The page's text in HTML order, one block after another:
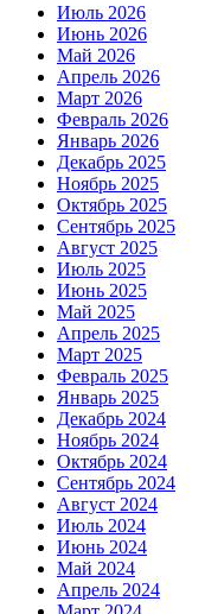
Июль 2026
Июнь 2026
Май 2026
Апрель 2026
Март 2026
Февраль 2026
Январь 2026
Декабрь 2025
Ноябрь 2025
Октябрь 2025
Сентябрь 2025
Август 2025
Июль 2025
Июнь 2025
Май 2025
Апрель 2025
Март 2025
Февраль 2025
Январь 2025
Декабрь 2024
Ноябрь 2024
Октябрь 2024
Сентябрь 2024
Август 2024
Июль 2024
Июнь 2024
Май 2024
Апрель 2024